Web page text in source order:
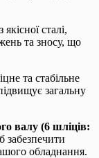
сталі,
та зносу, що
та стабільне
загальну
валу (6 шліців:
забезпечити
обладнання.